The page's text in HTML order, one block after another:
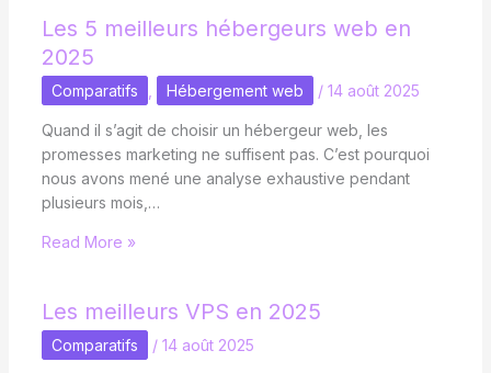
Les 5 meilleurs hébergeurs web en
2025
Comparatifs Hébergement web / 14 août 2025
Quand il s’agit de choisir un hébergeur web, les
promesses marketing ne suffisent pas. C’est pourquoi
nous avons mené une analyse exhaustive pendant
plusieurs mois,…
Read More »
Les meilleurs VPS en 2025
Comparatifs / 14 août 2025